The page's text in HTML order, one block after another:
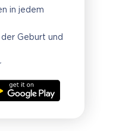
in jedem
Geburt und